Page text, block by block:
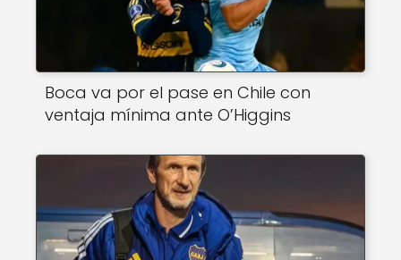
Boca va por el pase en Chile con
ventaja mínima ante O’Higgins